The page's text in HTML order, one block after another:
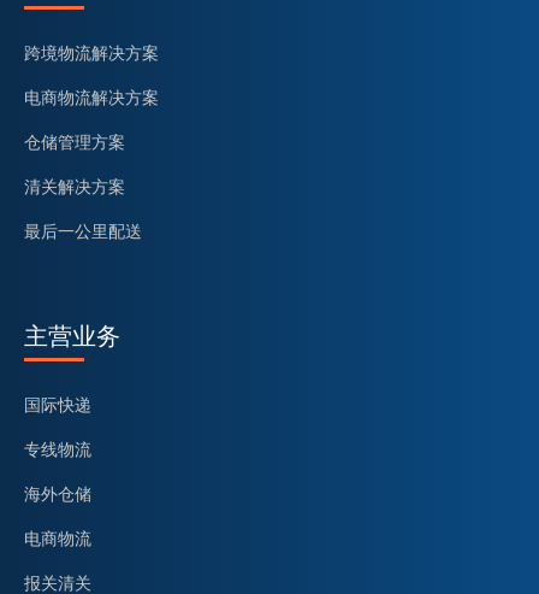
跨境物流解决方案
电商物流解决方案
仓储管理方案
清关解决方案
最后一公里配送
主营业务
国际快递
专线物流
海外仓储
电商物流
报关清关